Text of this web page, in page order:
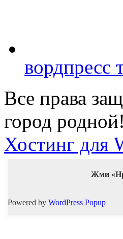
вордпресс
Все права
город родной!
Хостинг для
Жми
Powered by WordPress Popup